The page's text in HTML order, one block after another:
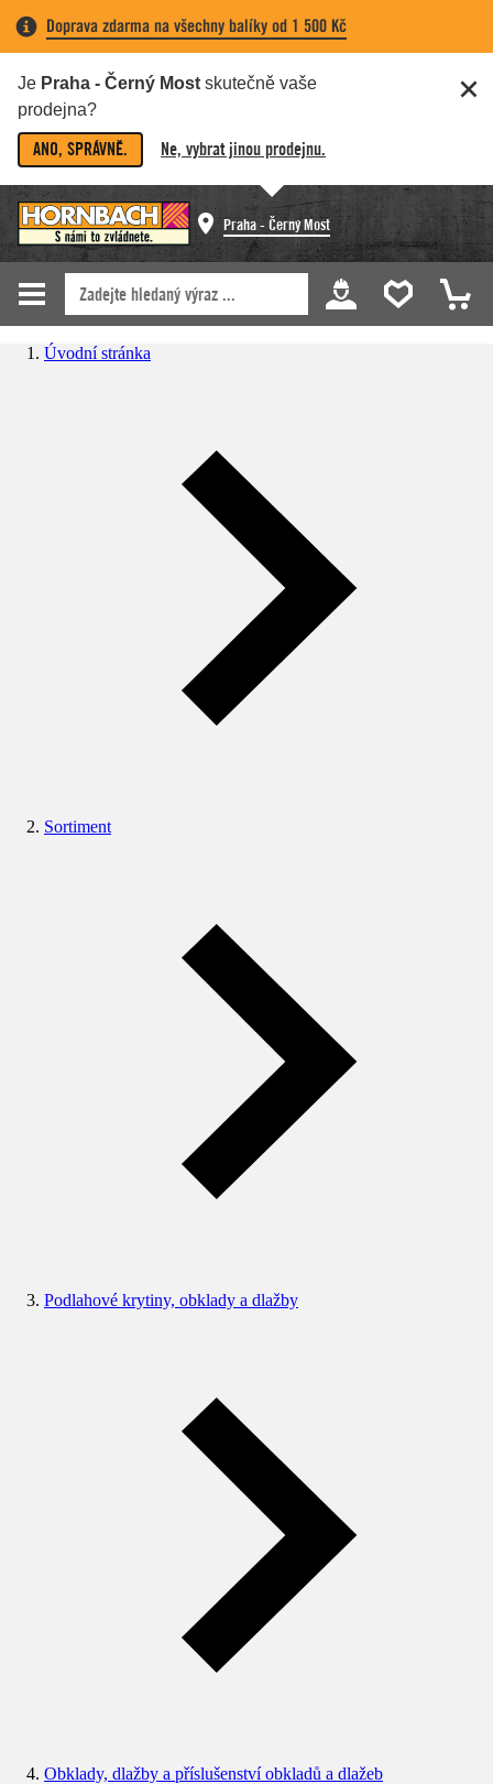
Doprava zdarma na všechny balíky od 1 500 Kč
Je Praha - Černý Most skutečně vaše
prodejna?
ANO, SPRÁVNĚ. Ne, vybrat jinou prodejnu.
Praha - Černý Most
Úvodní stránka
Sortiment
Podlahové krytiny, obklady a dlažby
Obklady, dlažby a příslušenství obkladů a dlažeb